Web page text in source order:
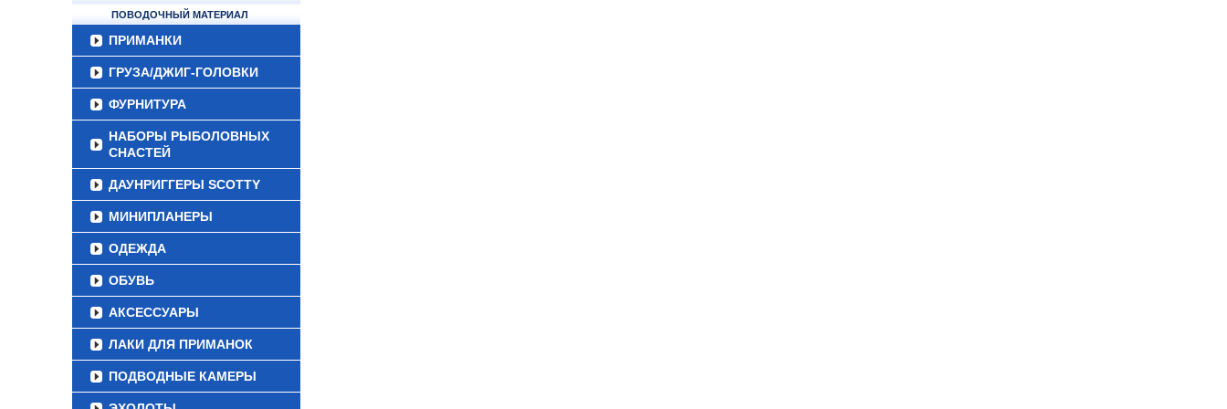
ПОВОДОЧНЫЙ МАТЕРИАЛ
ПРИМАНКИ
ГРУЗА/ДЖИГ-ГОЛОВКИ
ФУРНИТУРА
НАБОРЫ РЫБОЛОВНЫХ
СНАСТЕЙ
ДАУНРИГГЕРЫ SCOTTY
МИНИПЛАНЕРЫ
ОДЕЖДА
ОБУВЬ
АКСЕССУАРЫ
ЛАКИ ДЛЯ ПРИМАНОК
ПОДВОДНЫЕ КАМЕРЫ